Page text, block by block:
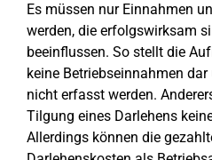
Es müssen nur Einnahmen
werden, die erfolgswirksam
beeinflussen. So stellt die
keine Betriebseinnahmen
nicht erfasst werden.
Tilgung eines Darlehens
Allerdings können die